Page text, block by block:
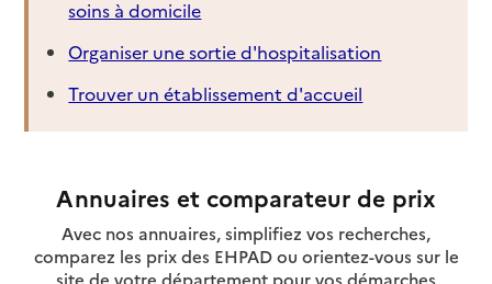
soins à domicile
Organiser une sortie d'hospitalisation
Trouver un établissement d'accueil
Annuaires et comparateur de prix
Avec nos annuaires, simplifiez vos recherches,
comparez les prix des EHPAD ou orientez-vous sur le
site de votre département pour vos démarches